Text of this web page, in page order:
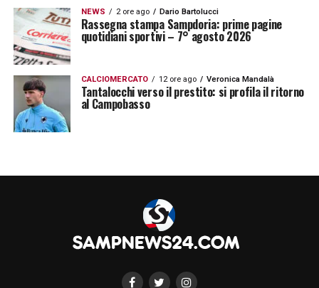
NEWS 2 ore ago Dario Bartolucci
Rassegna stampa Sampdoria: prime pagine
quotidiani sportivi – 7° agosto 2026
CALCIOMERCATO 12 ore ago Veronica Mandalà
Tantalocchi verso il prestito: si profila il ritorno
al Campobasso